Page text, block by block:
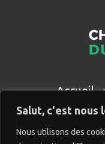
Salut, c'est nous
Nous utilisons des
Accueil